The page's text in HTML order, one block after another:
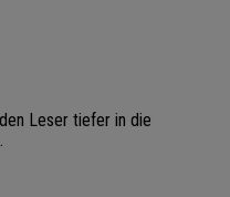
Leser tiefer in die